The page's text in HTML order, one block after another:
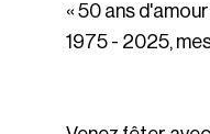
« 50 ans d'amour
1975 - 2025,